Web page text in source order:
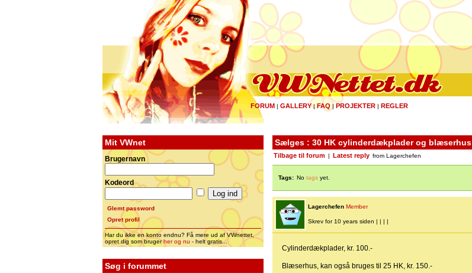
FORUM | GALLERY|FAQ | PROJEKTER | REGLER
Mit VWnet
Brugernavn
Kodeord
Glemt password
Opret profil
Har du ikke en konto endnu? Få mere ud af VWnettet,
opret dig som brugerher og nu - helt gratis...
Søg i forummet
Sælges : 30 HK cylinderdækplader og blæserhus
Tilbage til forum Latest reply from Lagerchefen
Tags: No tags yet.
Lagerchefen Member
Skrev for 10 years siden | | | |
Cylinderdækplader, kr. 100.-
Blæserhus, kan også bruges til 25 HK, kr. 150.-